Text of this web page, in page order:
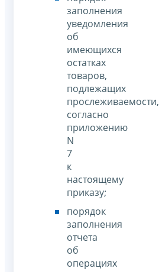
заполнения
уведомления
об
имеющихся
остатках
товаров,
подлежащих
прослеживаемости,
согласно
приложению
N
7
к
настоящему
приказу;
порядок
заполнения
отчета
об
операциях